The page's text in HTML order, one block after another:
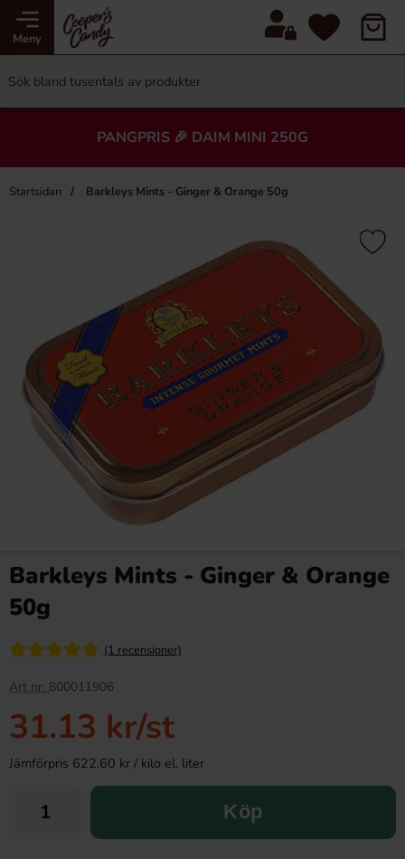
Meny
PANGPRIS 🎉 DAIM MINI 250G
Startsidan Barkleys Mints - Ginger & Orange 50g
Barkleys Mints - Ginger & Orange
50g
(1 recensioner)
Art nr: 800011906
31.13 kr/st
Jämförpris 622.60 kr / kilo el. liter
Köp